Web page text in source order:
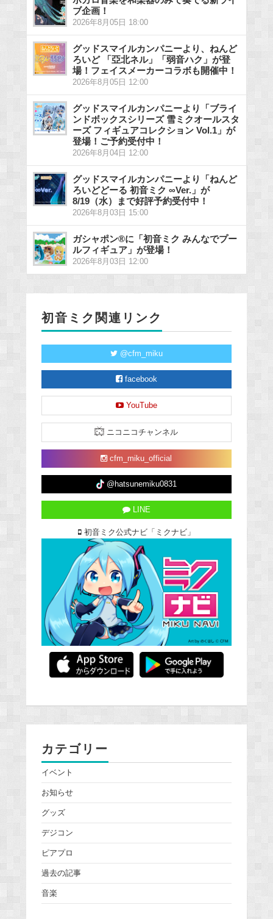
ブ企画！
2026年8月05日 18:00
グッドスマイルカンパニーより、ねんど
ろいど 「亞北ネル」「弱音ハク」が登
場！フェイスメーカーコラボも開催中！
2026年8月05日 12:00
グッドスマイルカンパニーより「ブライ
ンドボックスシリーズ 雪ミクオールスタ
ーズ フィギュアコレクション Vol.1」が
登場！ご予約受付中！
2026年8月04日 12:00
グッドスマイルカンパニーより「ねんど
ろいどどーる 初音ミク ∞Ver.」が
8/19（水）まで好評予約受付中！
2026年8月03日 15:00
ガシャポン®に「初音ミク みんなでプー
ルフィギュア」が登場！
2026年8月03日 12:00
初音ミク関連リンク
@cfm_miku
facebook
YouTube
ニコニコチャンネル
cfm_miku_official
@hatsunemiku0831
LINE
初音ミク公式ナビ「ミクナビ」
カテゴリー
イベント
お知らせ
グッズ
デジコン
ピアプロ
過去の記事
音楽